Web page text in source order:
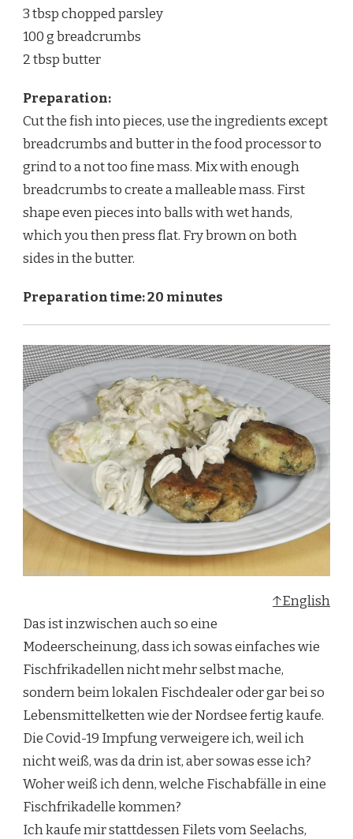
3 tbsp chopped parsley
100 g breadcrumbs
2 tbsp butter
Preparation:
Cut the fish into pieces, use the ingredients except
breadcrumbs and butter in the food processor to
grind to a not too fine mass. Mix with enough
breadcrumbs to create a malleable mass. First
shape even pieces into balls with wet hands,
which you then press flat. Fry brown on both
sides in the butter.
Preparation time: 20 minutes
↑English
Das ist inzwischen auch so eine
Modeerscheinung, dass ich sowas einfaches wie
Fischfrikadellen nicht mehr selbst mache,
sondern beim lokalen Fischdealer oder gar bei so
Lebensmittelketten wie der Nordsee fertig kaufe.
Die Covid-19 Impfung verweigere ich, weil ich
nicht weiß, was da drin ist, aber sowas esse ich?
Woher weiß ich denn, welche Fischabfälle in eine
Fischfrikadelle kommen?
Ich kaufe mir stattdessen Filets vom Seelachs,